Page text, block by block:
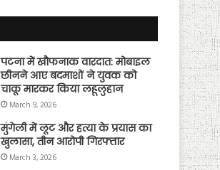
पटना में खौफनाक वारदात: मोबाइल
छीनने आए बदमाशों ने युवक को
चाकू मारकर किया लहूलुहान
March 9, 2026
मुंगेली में लूट और हत्या के प्रयास का
खुलासा, तीन आरोपी गिरफ्तार
March 3, 2026